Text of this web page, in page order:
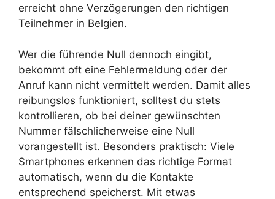
erreicht ohne Verzögerungen den richtigen
Teilnehmer in Belgien.
Wer die führende Null dennoch eingibt,
bekommt oft eine Fehlermeldung oder der
Anruf kann nicht vermittelt werden. Damit alles
reibungslos funktioniert, solltest du stets
kontrollieren, ob bei deiner gewünschten
Nummer fälschlicherweise eine Null
vorangestellt ist. Besonders praktisch: Viele
Smartphones erkennen das richtige Format
automatisch, wenn du die Kontakte
entsprechend speicherst. Mit etwas